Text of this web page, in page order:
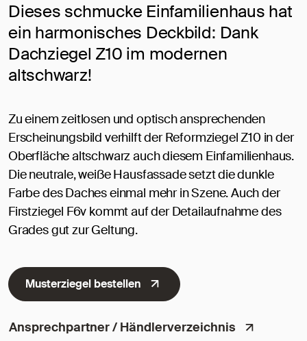
Dieses schmucke Einfamilienhaus hat
ein harmonisches Deckbild: Dank
Dachziegel Z10 im modernen
altschwarz!
Zu einem zeitlosen und optisch ansprechenden
Erscheinungsbild verhilft der Reformziegel Z10 in der
Oberfläche altschwarz auch diesem Einfamilienhaus.
Die neutrale, weiße Hausfassade setzt die dunkle
Farbe des Daches einmal mehr in Szene. Auch der
Firstziegel F6v kommt auf der Detailaufnahme des
Grades gut zur Geltung.
Musterziegel bestellen
Ansprechpartner / Händlerverzeichnis